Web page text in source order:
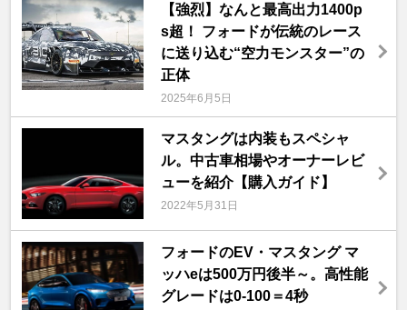
【強烈】なんと最高出力1400p
s超！ フォードが伝統のレース
に送り込む“空力モンスター”の
正体
2025年6月5日
マスタングは内装もスペシャ
ル。中古車相場やオーナーレビ
ューを紹介【購入ガイド】
2022年5月31日
フォードのEV・マスタング マ
ッハeは500万円後半～。高性能
グレードは0-100＝4秒